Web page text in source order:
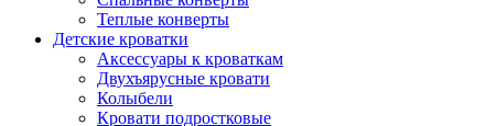
Теплые конверты
Детские кроватки
Аксессуары к кроваткам
Двухъярусные кровати
Колыбели
Кровати подростковые